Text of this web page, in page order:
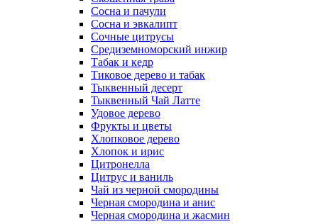
Сосна и пачули
Сосна и эвкалипт
Сочные цитрусы
Средиземноморский инжир
Табак и кедр
Тиковое дерево и табак
Тыквенный десерт
Тыквенный Чай Латте
Удовое дерево
Фрукты и цветы
Хлопковое дерево
Хлопок и ирис
Цитронелла
Цитрус и ваниль
Чай из черной смородины
Черная смородина и анис
Черная смородина и жасмин